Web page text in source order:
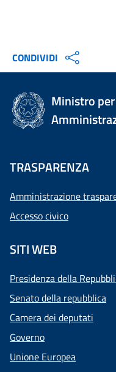
CONDIVIDI
Ministro
TRASPARENZA
Amministrazione
Accesso civico
SITI WEB
Presidenza della
Senato della repubblica
Camera dei deputati
Governo
Unione Europea